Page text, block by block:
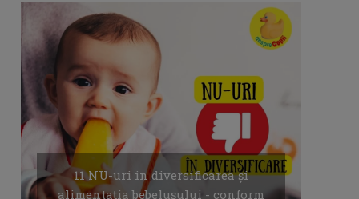
11 NU-uri in diversificarea și
alimentația bebelușului - conform